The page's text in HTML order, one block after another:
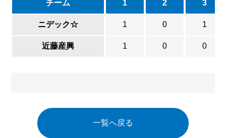
チーム 1 2 3
ニデック☆ 1 0 1
近藤産興 1 0 0
一覧へ戻る